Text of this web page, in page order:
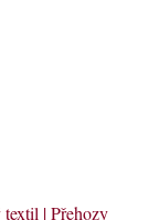
| Přehozy